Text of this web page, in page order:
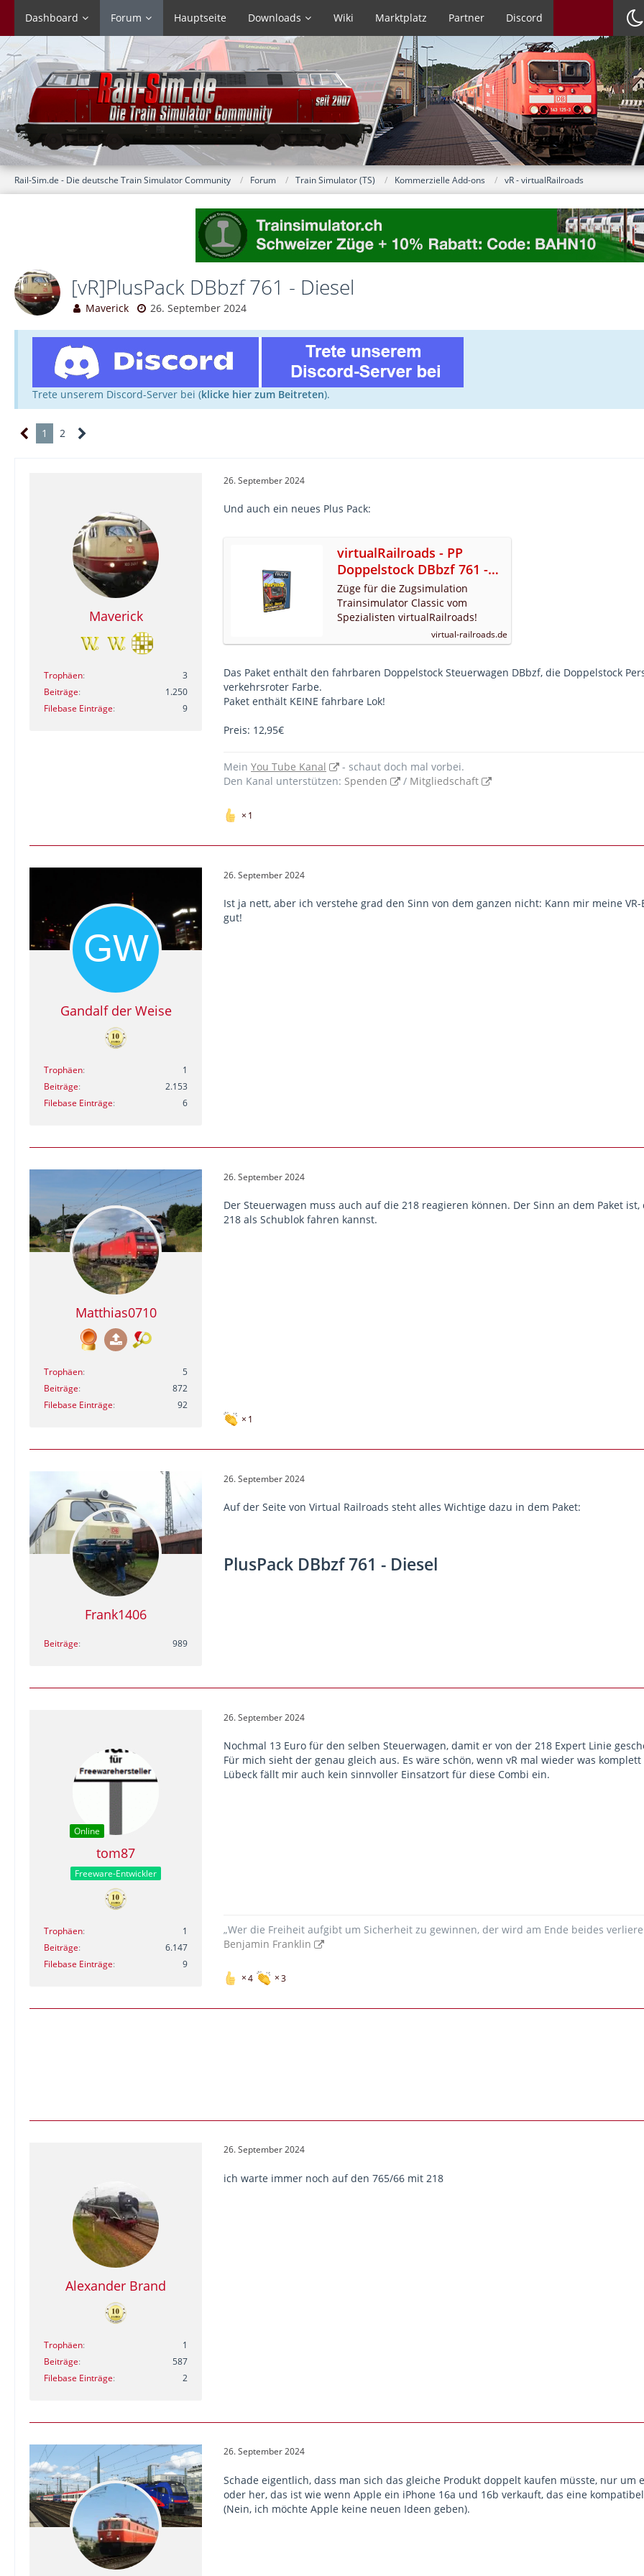
Dashboard Forum Hauptseite Downloads Wiki Marktplatz Partner Discord
Rail-Sim.de - Die deutsche Train Simulator Community Forum Train Simulator (TS) Kommerzielle Add-ons vR - virtualRailroads
[vR]PlusPack DBbzf 761 - Diesel
Maverick 26. September 2024
Trete unserem Discord-Server bei (klicke hier zum Beitreten).
1 2
Maverick
Trophäen
3
Beiträge
1.250
Filebase Einträge
9
26. September 2024
Und auch ein neues Plus Pack:
virtualRailroads - PP
Doppelstock DBbzf 761 -
Diesel
Züge für die Zugsimulation
Trainsimulator Classic vom
Spezialisten virtualRailroads!
virtual-railroads.de
Das Paket enthält den fahrbaren Doppelstock Steuerwagen DBbzf, die Doppelstock
verkehrsroter Farbe.
Paket enthält KEINE fahrbare Lok!
Preis: 12,95€
Mein You Tube Kanal
- schaut doch mal vorbei.
Den Kanal unterstützen: Spenden / Mitgliedschaft
1
Gandalf der Weise
Trophäen
1
Beiträge
2.153
Filebase Einträge
6
26. September 2024
Ist ja nett, aber ich verstehe grad den Sinn von dem ganzen nicht: Kann mir meine
gut!
Matthias0710
Trophäen
5
Beiträge
872
Filebase Einträge
92
26. September 2024
Der Steuerwagen muss auch auf die 218 reagieren können. Der Sinn an dem Paket
218 als Schublok fahren kannst.
1
Frank1406
Beiträge 989
26. September 2024
Auf der Seite von Virtual Railroads steht alles Wichtige dazu in dem Paket:
PlusPack DBbzf 761 - Diesel
Online
tom87
Freeware-Entwickler
Trophäen
1
Beiträge
6.147
Filebase Einträge
9
26. September 2024
Nochmal 13 Euro für den selben Steuerwagen, damit er von der 218 Expert Linie
Für mich sieht der genau gleich aus. Es wäre schön, wenn vR mal wieder was
Lübeck fällt mir auch kein sinnvoller Einsatzort für diese Combi ein.
„Wer die Freiheit aufgibt um Sicherheit zu gewinnen, der wird am Ende beides
Benjamin Franklin
4 3
Alexander Brand
Trophäen
1
Beiträge
587
Filebase Einträge
2
26. September 2024
ich warte immer noch auf den 765/66 mit 218
26. September 2024
Schade eigentlich, dass man sich das gleiche Produkt doppelt kaufen müsste, nur
oder her, das ist wie wenn Apple ein iPhone 16a und 16b verkauft, das eine
(Nein, ich möchte Apple keine neuen Ideen geben).